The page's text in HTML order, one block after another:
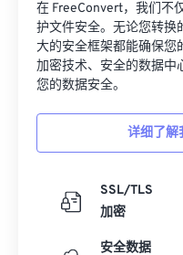
在 FreeConvert，我们不
护文件安全。无论您转换
大的安全框架都能确保您
加密技术、安全的数据中
您的数据安全。
详细了解
SSL/TLS
加密
安全数据